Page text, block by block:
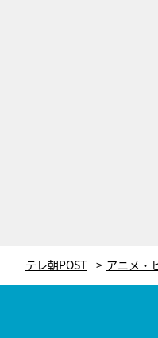
テレ朝POST アニメ・